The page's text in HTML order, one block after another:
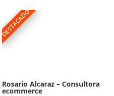
decides definitivamente a vender
online. ¡Encantada
DESTACADO
Rosario Alcaraz – Consultora
ecommerce